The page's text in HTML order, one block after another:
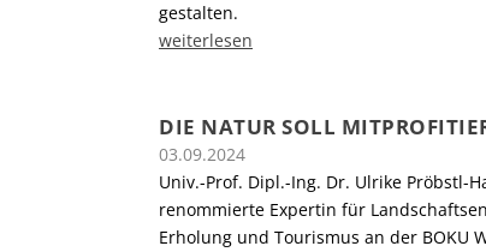
gestalten.
weiterlesen
DIE NATUR SOLL
03.09.2024
Univ.-Prof. Dipl.-Ing. Dr. Ulrike Pröbstl-
renommierte Expertin für
Erholung und Tourismus an der BOKU